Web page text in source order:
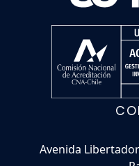
Avenida